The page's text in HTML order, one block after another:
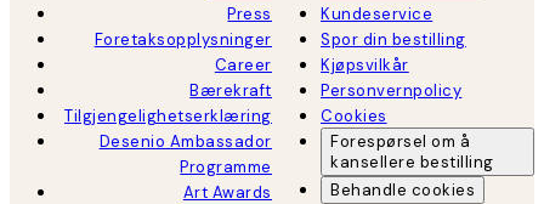
Press
Foretaksopplysninger
Career
Bærekraft
Tilgjengelighetserklæring
Desenio Ambassador
Programme
Art Awards
Kundeservice
Spor din bestilling
Kjøpsvilkår
Personvernpolicy
Cookies
Forespørsel om å
kansellere bestilling
Behandle cookies